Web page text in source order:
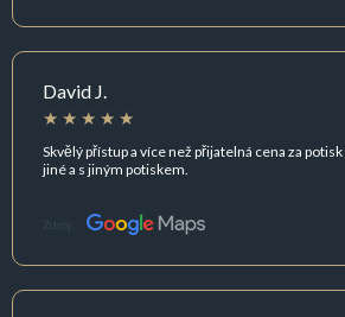
David J.
Skvělý přístup a více než přijatelná cena za
jiné a s jiným potiskem.
Zdroj: